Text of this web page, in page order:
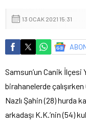
13 OCAK 2021 15:31
Samsun’un Canik İlçesi
birahanelerde
Nazlı Şahin (28) hurda
arkadaşı K.K.’nin (54)